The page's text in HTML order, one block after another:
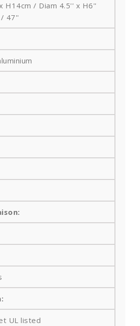
H14cm / Diam 4.5'' x H6''
47''
UL listed